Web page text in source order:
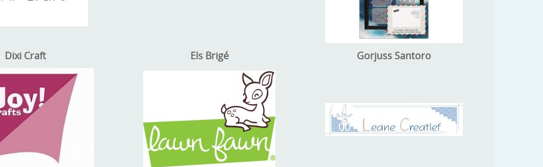
Dixi Craft Els Brigé Gorjuss Santoro